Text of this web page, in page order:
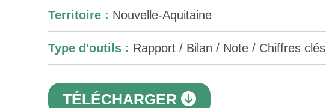
Territoire : Nouvelle-Aquitaine
Type d'outils : Rapport / Bilan / Note / Chiffres clés
TÉLÉCHARGER